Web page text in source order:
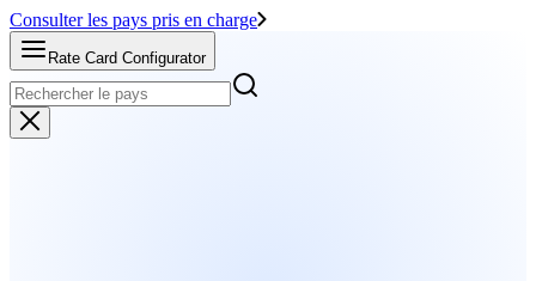
Consulter les pays pris en charge
Rate Card Configurator